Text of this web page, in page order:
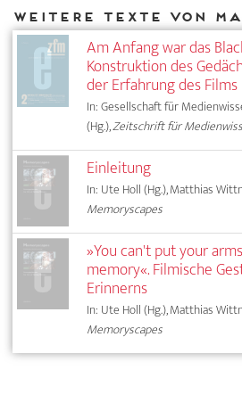
Am Anfang war das
Konstruktion des
der Erfahrung des Films
In: Gesellschaft für
(Hg.),Zeitschrift für
Einleitung
In: Ute Holl (Hg.), Matthias
Memoryscapes
»You can't put your
memory«. Filmische
Erinnerns
In: Ute Holl (Hg.), Matthias
Memoryscapes